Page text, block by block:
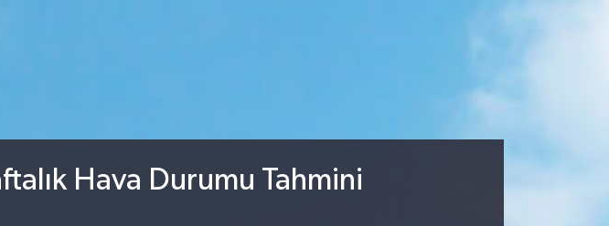
Hava Durumu Tahmini